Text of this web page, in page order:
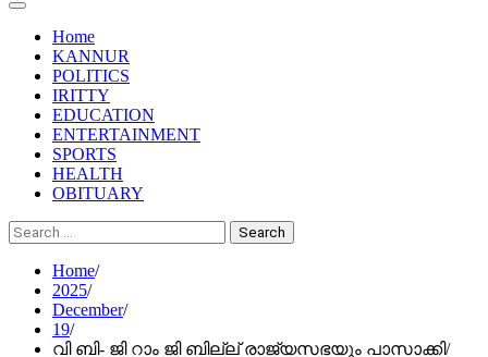
Home
KANNUR
POLITICS
IRITTY
EDUCATION
ENTERTAINMENT
SPORTS
HEALTH
OBITUARY
Search
for:
Home
2025
December
19
വി ബി- ജി റാം ജി ബില്ല് രാജ്യസഭയും പാസാക്കി